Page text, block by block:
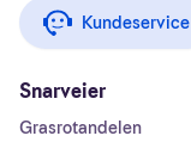
Kundeservice
Snarveier
Grasrotandelen